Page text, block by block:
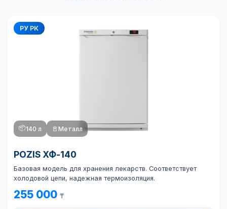
РУ РК
📦140 л 🚪 Металл
POZIS ХФ-140
Базовая модель для хранения лекарств. Соответствует
холодовой цепи, надежная термоизоляция.
255 000 ₸